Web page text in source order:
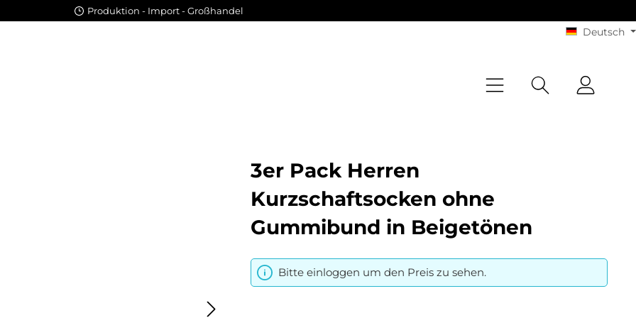
Produktion - Import - Großhandel
Deutsch
3er Pack Herren
Kurzschaftsocken ohne
Gummibund in Beigetönen
Bitte einloggen um den Preis zu sehen.